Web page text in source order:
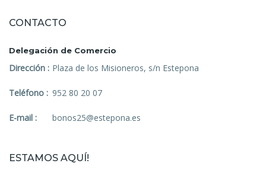
CONTACTO
Delegación de Comercio
Dirección : Plaza de los Misioneros, s/n Estepona
Teléfono : 952 80 20 07
E-mail : bonos25@estepona.es
ESTAMOS AQUÍ!